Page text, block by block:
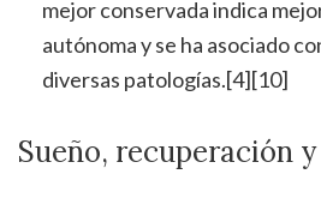
mejor conservada indica
autónoma y se ha asociado
diversas patologías.[4][10]
Sueño, recuperación